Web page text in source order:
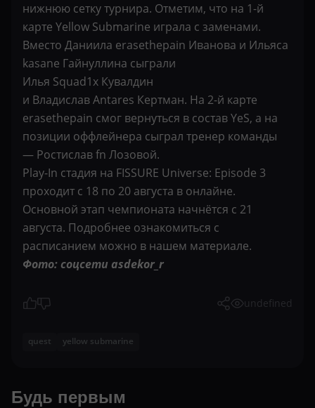
нижнюю сетку турнира. Отметим, что на 1-й
карте Yellow Submarine играла с заменами.
Вместо Даниила erasethepain Иванова и Ильяса
kasane Гайнуллина сыграли
Илья Squad1x Кувалдин
и Владислав Antares Кертман. На 2-й карте
erasethepain смог вернуться в состав YeS, а на
позиции оффлейнера сыграл тренер команды
— Ростислав fn Лозовой.
Play-In стадия на FISSURE Universe: Episode 3
проходит с 18 по 20 августа в онлайне.
Основной этап чемпионата начнётся с 21
августа. Подробнее ознакомиться с
расписанием можно в нашем материале.
Фото: соцсети asdekor_r
undefined
quest yellow submarine
Будь первым